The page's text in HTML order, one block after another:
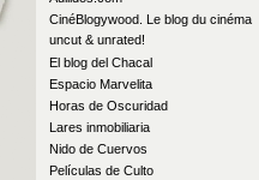
CinéBlogywood. Le blog du cinéma
uncut & unrated!
El blog del Chacal
Espacio Marvelita
Horas de Oscuridad
Lares inmobiliaria
Nido de Cuervos
Películas de Culto